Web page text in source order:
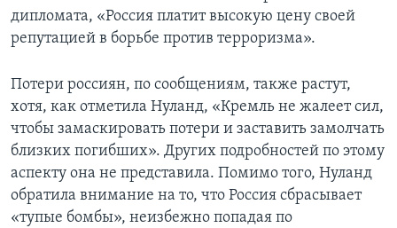
дипломата, «Россия платит высокую цену своей
репутацией в борьбе против терроризма».
Потери россиян, по сообщениям, также растут,
хотя, как отметила Нуланд, «Кремль не жалеет сил,
чтобы замаскировать потери и заставить замолчать
близких погибших». Других подробностей по этому
аспекту она не представила. Помимо того, Нуланд
обратила внимание на то, что Россия сбрасывает
«тупые бомбы», неизбежно попадая по